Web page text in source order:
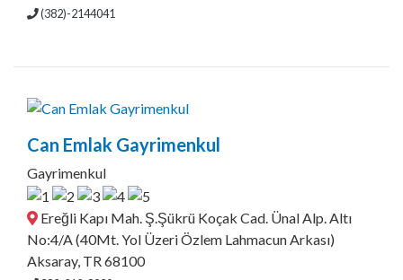
(382)-2144041
Can Emlak Gayrimenkul
Gayrimenkul
Ereğli Kapı Mah. Ş.Şükrü Koçak Cad. Ünal Alp. Altı
No:4/A (40Mt. Yol Üzeri Özlem Lahmacun Arkası)
Aksaray, TR 68100